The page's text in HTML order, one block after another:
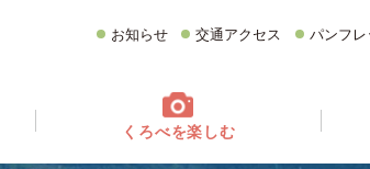
お知らせ 交通アクセス パンフレ
くろべを楽しむ